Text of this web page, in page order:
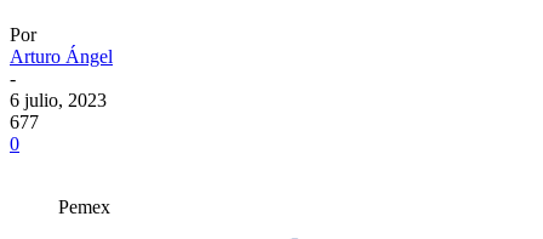
Por
Arturo Ángel
-
6 julio, 2023
677
0
Pemex